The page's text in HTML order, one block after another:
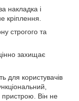
накладка і
кріплення.
строгого та
захищає
для користувачів
пристрою. Він не